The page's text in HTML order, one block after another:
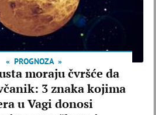
PROGNOZA
moraju čvršće da
3 znaka kojima
u Vagi donosi